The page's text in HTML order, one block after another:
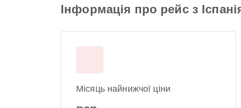
Інформація про рейс з
Місяць найнижчої ціни